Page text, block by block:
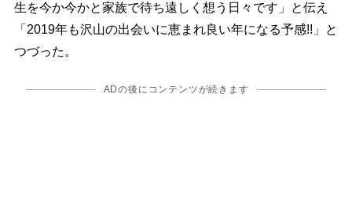
生を今か今かと家族で待ち遠しく想う日々です」と伝え
「2019年も沢山の出会いに恵まれ良い年になる予感!!」と
つづった。
ADの後にコンテンツが続きます